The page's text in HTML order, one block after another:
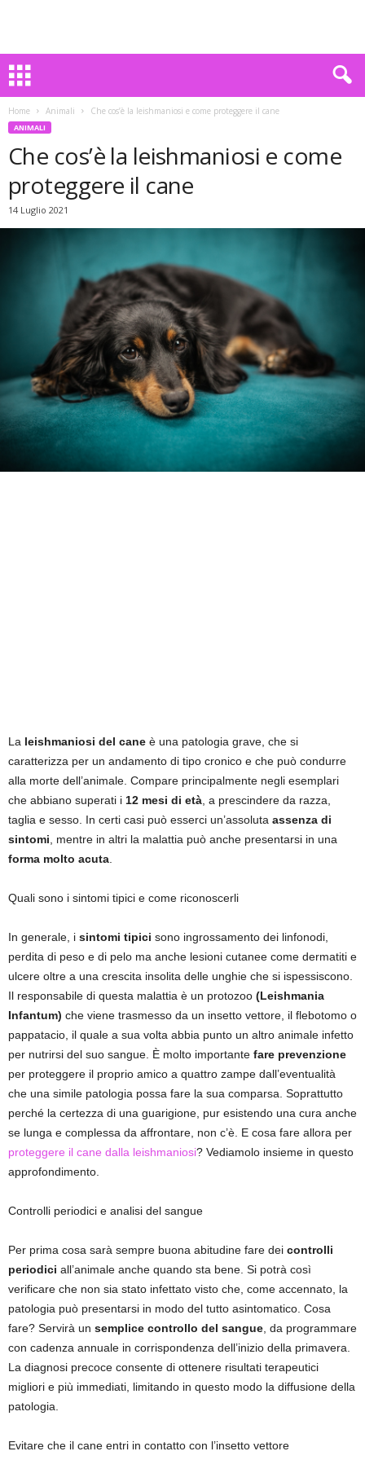
Home Animali Che cos’è la leishmaniosi e come proteggere il cane
ANIMALI
Che cos’è la leishmaniosi e come
proteggere il cane
14 Luglio 2021
La leishmaniosi del cane è una patologia grave, che si
caratterizza per un andamento di tipo cronico e che può condurre
alla morte dell’animale. Compare principalmente negli esemplari
che abbiano superati i 12 mesi di età , a prescindere da razza,
taglia e sesso. In certi casi può esserci un’assoluta assenza di
sintomi , mentre in altri la malattia può anche presentarsi in una
forma molto acuta
Quali sono i sintomi tipici e come riconoscerli
In generale, i sintomi tipici sono ingrossamento dei linfonodi,
perdita di peso e di pelo ma anche lesioni cutanee come dermatiti e
ulcere oltre a una crescita insolita delle unghie che si ispessiscono.
Il responsabile di questa malattia è un protozoo (Leishmania
Infantum) che viene trasmesso da un insetto vettore, il flebotomo o
pappatacio, il quale a sua volta abbia punto un altro animale infetto
per nutrirsi del suo sangue. È molto importante fare prevenzione
per proteggere il proprio amico a quattro zampe dall’eventualità
che una simile patologia possa fare la sua comparsa. Soprattutto
perché la certezza di una guarigione, pur esistendo una cura anche
se lunga e complessa da affrontare, non c’è. E cosa fare allora per
proteggere il cane dalla leishmaniosi? Vediamolo insieme in questo
approfondimento.
Controlli periodici e analisi del sangue
Per prima cosa sarà sempre buona abitudine fare dei controlli
periodici all’animale anche quando sta bene. Si potrà così
verificare che non sia stato infettato visto che, come accennato, la
patologia può presentarsi in modo del tutto asintomatico. Cosa
fare? Servirà un semplice controllo del sangue , da programmare
con cadenza annuale in corrispondenza dell’inizio della primavera.
La diagnosi precoce consente di ottenere risultati terapeutici
migliori e più immediati, limitando in questo modo la diffusione della
patologia.
Evitare che il cane entri in contatto con l’insetto vettore